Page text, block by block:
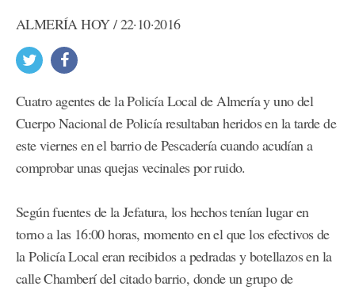
ALMERÍA HOY / 22·10·2016
Cuatro agentes de la Policía Local de Almería y uno del
Cuerpo Nacional de Policía resultaban heridos en la tarde de
este viernes en el barrio de Pescadería cuando acudían a
comprobar unas quejas vecinales por ruido.
Según fuentes de la Jefatura, los hechos tenían lugar en
torno a las 16:00 horas, momento en el que los efectivos de
la Policía Local eran recibidos a pedradas y botellazos en la
calle Chamberí del citado barrio, donde un grupo de